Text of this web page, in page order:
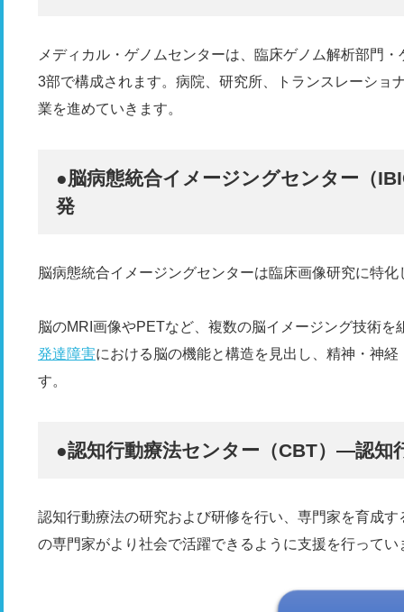
メディカル・ゲノムセンターは、臨床ゲノム解析部門
3部で構成されます。病院、研究所、トランスレーショ
業を進めていきます。
●脳病態統合イメージングセンター（
発
脳病態統合イメージングセンターは臨床画像研究に特
脳のMRI画像やPETなど、複数の脳イメージング技術
発達障害における脳の機能と構造を見出し、精神・神
す。
●認知行動療法センター（CBT）―認知
認知行動療法の研究および研修を行い、専門家を育成
の専門家がより社会で活躍できるように支援を行ってい